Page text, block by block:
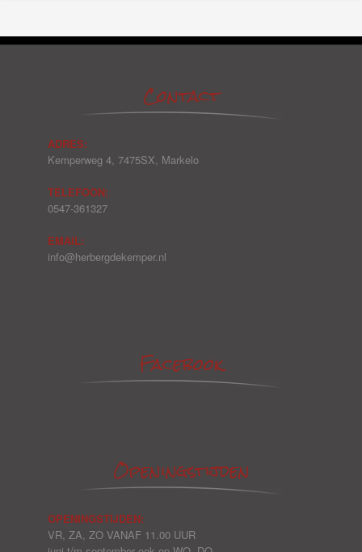
Contact
ADRES:
Kemperweg 4, 7475SX, Markelo
TELEFOON:
0547-361327
EMAIL:
info@herbergdekemper.nl
Facebook
Openingstijden
OPENINGSTIJDEN:
VR, ZA, ZO VANAF 11.00 UUR